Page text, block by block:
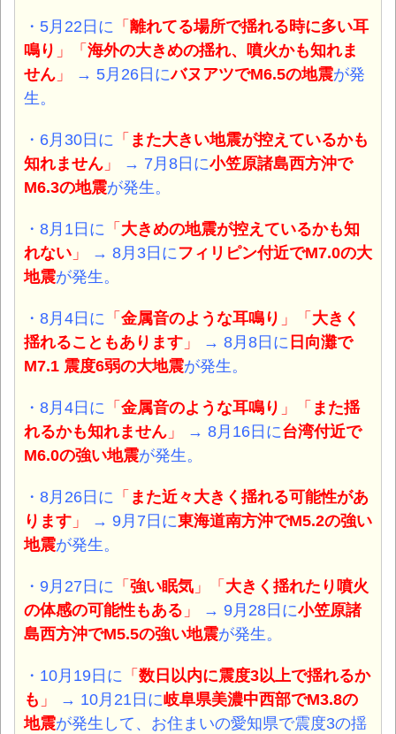
・5月22日に 「 離れてる場所で揺れる時に多い耳
鳴り 」「 海外の大きめの揺れ、噴火かも知れま
せん 」 → 5月26日にバヌアツでM6.5の地震が発
生。
・6月30日に 「 また大きい地震が控えているかも
知れません 」 → 7月8日に小笠原諸島西方沖で
M6.3の地震が発生。
・8月1日に 「 大きめの地震が控えているかも知
れない 」 → 8月3日に フィリピン付近でM7.0の大
地震が発生。
・8月4日に 「 金属音のような耳鳴り 」「 大きく
揺れることもあります 」 → 8月8日に 日向灘で
M7.1 震度6弱の大地震が発生。
・8月4日に 「 金属音のような耳鳴り 」「 また揺
れるかも知れません 」 → 8月16日に台湾付近で
M6.0の強い地震が発生。
・8月26日に 「 また近々大きく揺れる可能性があ
ります 」 → 9月7日に東海道南方沖でM5.2の強い
地震が発生。
・9月27日に 「 強い眠気 」「 大きく揺れたり噴火
の体感の可能性もある 」 → 9月28日に小笠原諸
島西方沖でM5.5の強い地震が発生。
・10月19日に 「 数日以内に震度3以上で揺れるか
も 」 → 10月21日に岐阜県美濃中西部でM3.8の
地震が発生して、お住まいの愛知県で震度3の揺